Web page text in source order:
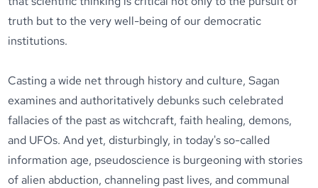
truth but to the very well-being of our democratic
institutions.
Casting a wide net through history and culture, Sagan
examines and authoritatively debunks such celebrated
fallacies of the past as witchcraft, faith healing, demons,
and UFOs. And yet, disturbingly, in today's so-called
information age, pseudoscience is burgeoning with stories
of alien abduction, channeling past lives, and communal